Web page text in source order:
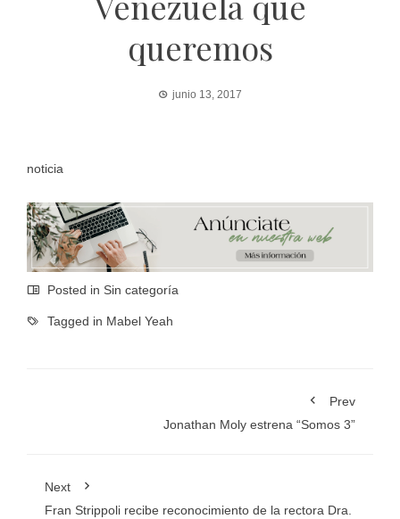
queremos
junio 13, 2017
noticia
Posted in Sin categoría
Tagged in Mabel Yeah
Prev
Jonathan Moly estrena “Somos 3”
Next
Fran Strippoli recibe reconocimiento de la rectora Dra.